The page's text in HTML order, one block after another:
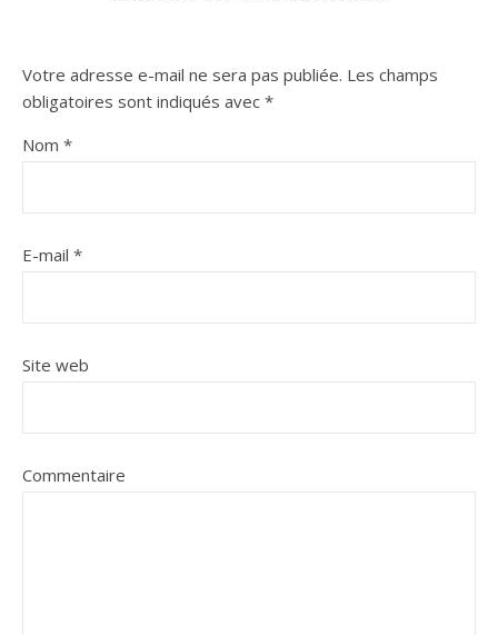
Votre adresse e-mail ne sera pas publiée. Les champs
obligatoires sont indiqués avec *
Nom *
E-mail *
Site web
Commentaire